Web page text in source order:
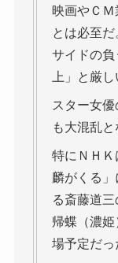
映画やＣ
とは必至
サイドの負
上」と厳
スター女
も大混乱と
特にＮＨ
麟がくる
る斎藤道
帰蝶（濃
場予定だっ